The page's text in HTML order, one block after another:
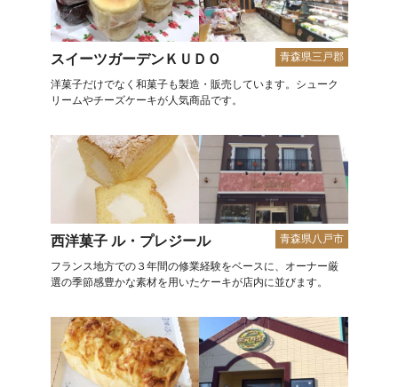
スイーツガーデンＫＵＤＯ 青森県三戸郡
洋菓子だけでなく和菓子も製造・販売しています。シューク
リームやチーズケーキが人気商品です。
西洋菓子 ル・プレジール 青森県八戸市
フランス地方での３年間の修業経験をベースに、オーナー厳
選の季節感豊かな素材を用いたケーキが店内に並びます。